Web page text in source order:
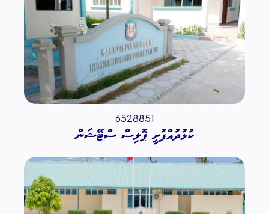
6528851
ކުޅުދުއްފުށީ ޕޮލިސް ސްޓޭޝަން